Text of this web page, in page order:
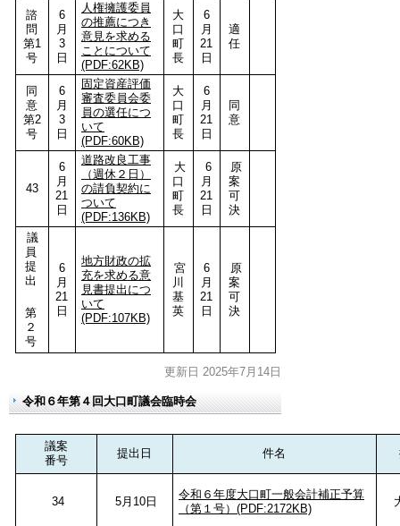
諮
問
第1
号
6
月
3
日
人権擁護委員
の推薦につき
意見を求める
ことについて
(PDF:62KB)
大
口
町
長
6
月
21
日
適
任
同
意
第2
号
6
月
3
日
固定資産評価
審査委員会委
員の選任につ
いて
(PDF:60KB)
大
口
町
長
6
月
21
日
同
意
43
6
月
21
日
道路改良工事
（週休２日）
の請負契約に
ついて
(PDF:136KB)
大
口
町
長
6
月
21
日
原
案
可
決
議
員
提
出
第
２
号
6
月
21
日
地方財政の拡
充を求める意
見書提出につ
いて
(PDF:107KB)
宮
川
基
英
6
月
21
日
原
案
可
決
更新日 2025年7月14日
令和６年第４回大口町議会臨時会
議案
番号
提出日 件名
34 5月10日
令和６年度大口町一般会計補正予算
（第１号）(PDF:2172KB)